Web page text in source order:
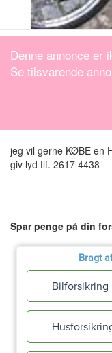
Denne annonce er
Se tilsvarende
jeg vil gerne KØBE en
giv lyd tlf. 2617 4438
Spar penge på din